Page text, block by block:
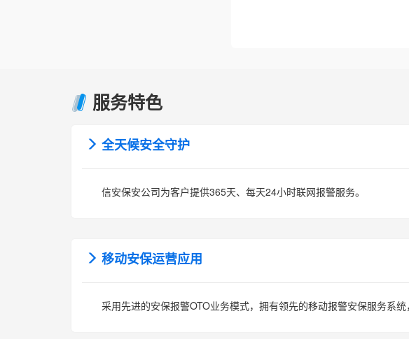
服务特色
全天候安全守护
信安保安公司为客户提供365天、每天24小时联网报警服务。
移动安保运营应用
采用先进的安保报警OTO业务模式，拥有领先的移动报警安保服务系统